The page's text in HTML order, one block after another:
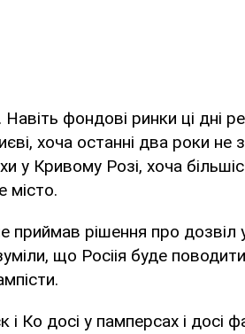
фондові ринки ці дні
хоча останні два роки не
у Кривому Розі, хоча
місто.
рішення про дозвіл
що Росіія буде
Ко досі у памперсах і досі